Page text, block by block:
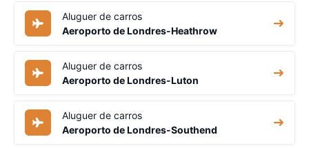
Aluguer de carros
Aeroporto de Londres-Heathrow
Aluguer de carros
Aeroporto de Londres-Luton
Aluguer de carros
Aeroporto de Londres-Southend